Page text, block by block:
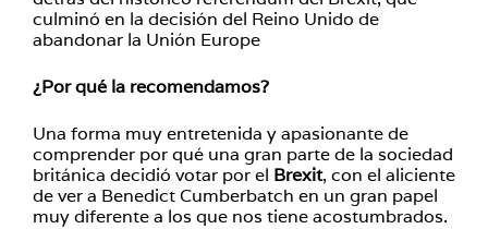
culminó en la decisión del Reino Unido de
abandonar la Unión Europe
¿Por qué la recomendamos?
Una forma muy entretenida y apasionante de
comprender por qué una gran parte de la sociedad
británica decidió votar por el Brexit, con el aliciente
de ver a Benedict Cumberbatch en un gran papel
muy diferente a los que nos tiene acostumbrados.